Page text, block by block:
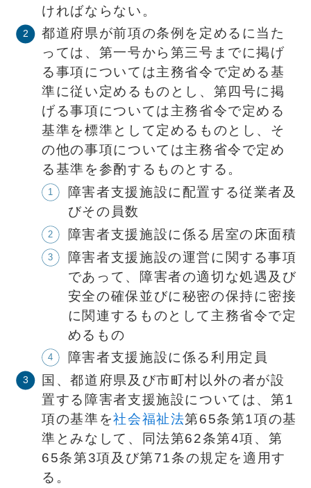
ければならない。
都道府県が前項の条例を定めるに当た
っては、第一号から第三号までに掲げ
る事項については主務省令で定める基
準に従い定めるものとし、第四号に掲
げる事項については主務省令で定める
基準を標準として定めるものとし、そ
の他の事項については主務省令で定め
る基準を参酌するものとする。
障害者支援施設に配置する従業者及
びその員数
障害者支援施設に係る居室の床面積
障害者支援施設の運営に関する事項
であって、障害者の適切な処遇及び
安全の確保並びに秘密の保持に密接
に関連するものとして主務省令で定
めるもの
障害者支援施設に係る利用定員
国、都道府県及び市町村以外の者が設
置する障害者支援施設については、第1
項の基準を社会福祉法第65条第1項の基
準とみなして、同法第62条第4項、第
65条第3項及び第71条の規定を適用す
る。